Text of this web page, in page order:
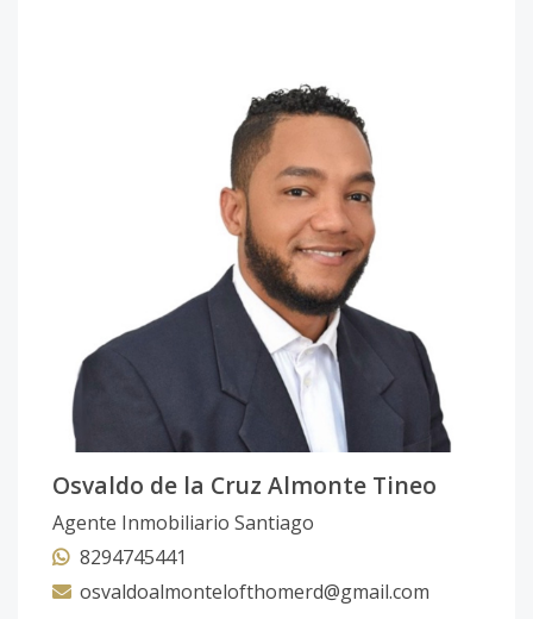
Osvaldo de la Cruz Almonte Tineo
Agente Inmobiliario Santiago
8294745441
osvaldoalmontelofthomerd@gmail.com